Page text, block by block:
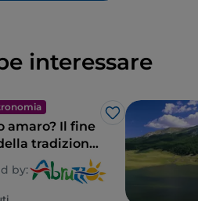
interessare
Like
amaro? Il fine
tradizione
by: